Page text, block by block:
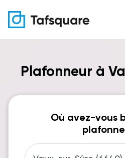
Plafonneur à
Où avez-vous